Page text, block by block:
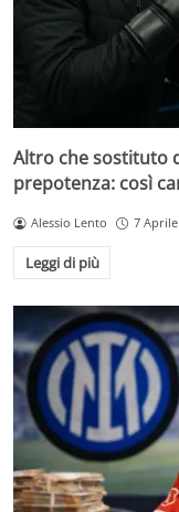
Altro che sostituto
prepotenza: così
Alessio Lento 7
Leggi di più